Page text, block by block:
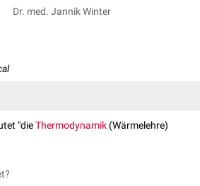
Dr. med. Jannik Winter
"dieThermodynamik (Wärmelehre)